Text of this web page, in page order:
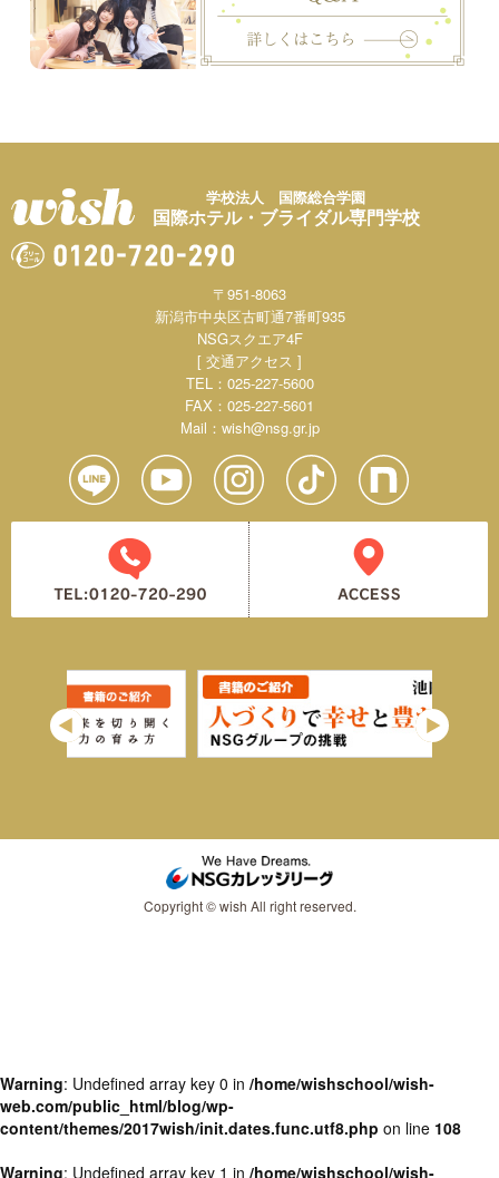
学校法人 国際総合学園
国際ホテル・ブライダル専門学校
〒951-8063
新潟市中央区古町通7番町935
NSGスクエア4F
[ 交通アクセス ]
TEL：025-227-5600
FAX：025-227-5601
Mail： wish@nsg.gr.jp
Copyright © wish All right reserved.
Warning: Undefined array key 0 in /home/wishschool/wish-
web.com/public_html/blog/wp-
content/themes/2017wish/init.dates.func.utf8.php on line 108
Warning: Undefined array key 1 in /home/wishschool/wish-